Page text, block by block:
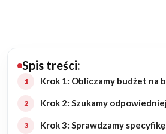
Budowa domu
Spis treści:
Krok 1: Obliczamy budżet na
Krok 2: Szukamy
Krok 3: Sprawdzamy